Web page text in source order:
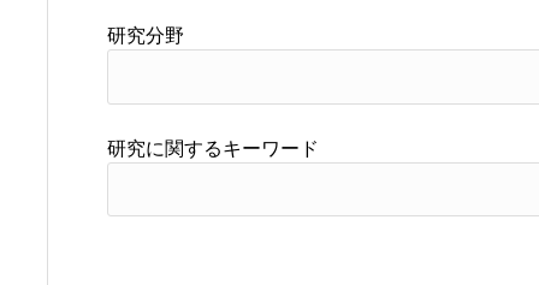
研究分野
研究に関するキーワード